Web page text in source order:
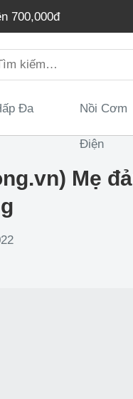
700,000đ
Đa Nồi Cơm
Điện
Mẹ